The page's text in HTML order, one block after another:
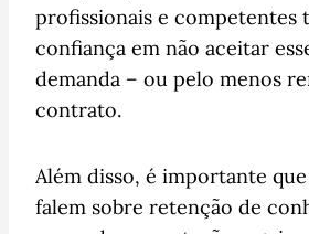
profissionais e competentes
confiança em não aceitar
demanda – ou pelo menos
contrato.
Além disso, é importante que
falem sobre retenção de